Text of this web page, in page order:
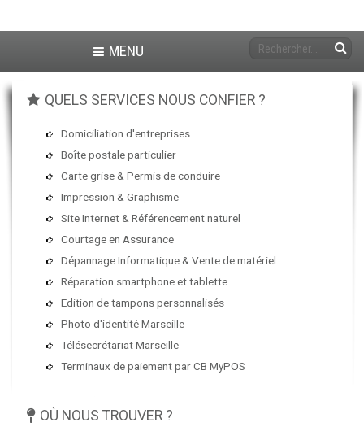
MENU
QUELS SERVICES NOUS CONFIER ?
Domiciliation d'entreprises
Boîte postale particulier
Carte grise & Permis de conduire
Impression & Graphisme
Site Internet & Référencement naturel
Courtage en Assurance
Dépannage Informatique & Vente de matériel
Réparation smartphone et tablette
Edition de tampons personnalisés
Photo d'identité Marseille
Télésecrétariat Marseille
Terminaux de paiement par CB MyPOS
OÙ NOUS TROUVER ?